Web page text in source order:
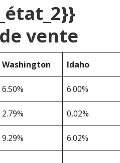
vente
Washington Idaho
6.50% 6.00%
2.79% 0,02%
9.29% 6.02%